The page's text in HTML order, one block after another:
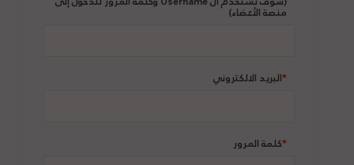
منصة الأعضاء)
*البريد الالكتروني
*كلمة المرور